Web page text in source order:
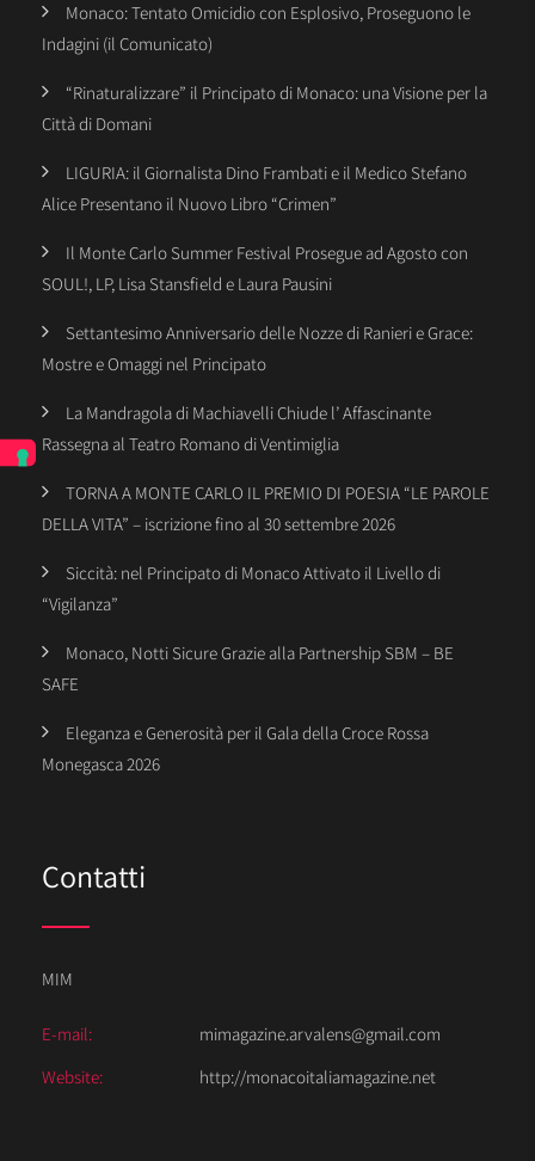
Monaco: Tentato Omicidio con Esplosivo, Proseguono le
Indagini (il Comunicato)
“Rinaturalizzare” il Principato di Monaco: una Visione per la
Città di Domani
LIGURIA: il Giornalista Dino Frambati e il Medico Stefano
Alice Presentano il Nuovo Libro “Crimen”
Il Monte Carlo Summer Festival Prosegue ad Agosto con
SOUL!, LP, Lisa Stansfield e Laura Pausini
Settantesimo Anniversario delle Nozze di Ranieri e Grace:
Mostre e Omaggi nel Principato
La Mandragola di Machiavelli Chiude l’ Affascinante
Rassegna al Teatro Romano di Ventimiglia
TORNA A MONTE CARLO IL PREMIO DI POESIA “LE PAROLE
DELLA VITA” – iscrizione fino al 30 settembre 2026
Siccità: nel Principato di Monaco Attivato il Livello di
“Vigilanza”
Monaco, Notti Sicure Grazie alla Partnership SBM – BE
SAFE
Eleganza e Generosità per il Gala della Croce Rossa
Monegasca 2026
Contatti
MIM
E-mail:
mimagazine.arvalens@gmail.com
Website:
http://monacoitaliamagazine.net